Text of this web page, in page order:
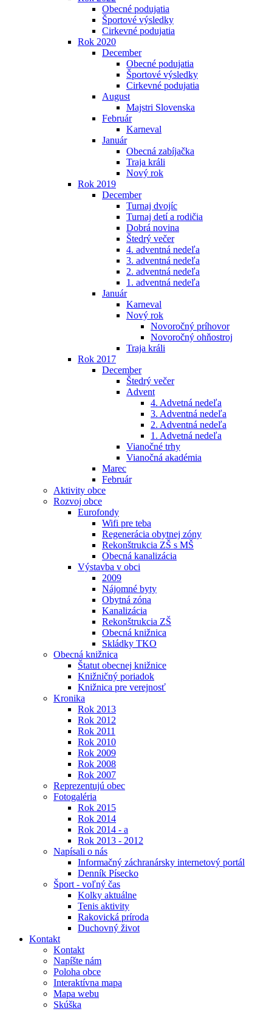
Obecné podujatia
Športové výsledky
Cirkevné podujatia
Rok 2020
December
Obecné podujatia
Športové výsledky
Cirkevné podujatia
August
Majstri Slovenska
Február
Karneval
Január
Obecná zabíjačka
Traja králi
Nový rok
Rok 2019
December
Turnaj dvojíc
Turnaj detí a rodičia
Dobrá novina
Štedrý večer
4. adventná nedeľa
3. adventná nedeľa
2. adventná nedeľa
1. adventná nedeľa
Január
Karneval
Nový rok
Novoročný príhovor
Novoročný ohňostroj
Traja králi
Rok 2017
December
Štedrý večer
Advent
4. Advetná nedeľa
3. Adventná nedeľa
2. Adventná nedeľa
1. Advetná nedeľa
Vianočné trhy
Vianočná akadémia
Marec
Február
Aktivity obce
Rozvoj obce
Eurofondy
Wifi pre teba
Regenerácia obytnej zóny
Rekonštrukcia ZŠ s MŠ
Obecná kanalizácia
Výstavba v obci
2009
Nájomné byty
Obytná zóna
Kanalizácia
Rekonštrukcia ZŠ
Obecná knižnica
Skládky TKO
Obecná knižnica
Štatut obecnej knižnice
Knižničný poriadok
Knižnica pre verejnosť
Kronika
Rok 2013
Rok 2012
Rok 2011
Rok 2010
Rok 2009
Rok 2008
Rok 2007
Reprezentujú obec
Fotogaléria
Rok 2015
Rok 2014
Rok 2014 - a
Rok 2013 - 2012
Napísali o nás
Informačný záchranársky internetový portál
Denník Písecko
Šport - voľný čas
Kolky aktuálne
Tenis aktivity
Rakovická príroda
Duchovný život
Kontakt
Kontakt
Napíšte nám
Poloha obce
Interaktívna mapa
Mapa webu
Skúška